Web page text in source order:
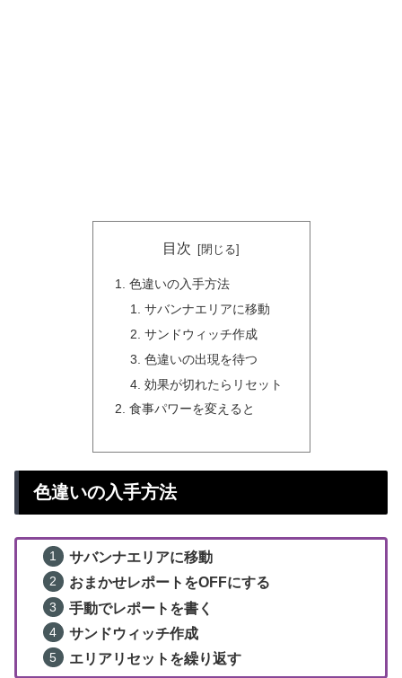
目次
色違いの入手方法
サバンナエリアに移動
サンドウィッチ作成
色違いの出現を待つ
効果が切れたらリセット
食事パワーを変えると
色違いの入手方法
サバンナエリアに移動
おまかせレポートをOFFにする
手動でレポートを書く
サンドウィッチ作成
エリアリセットを繰り返す